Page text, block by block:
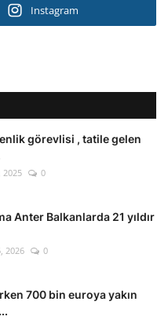
Instagram
görevlisi , tatile gelen
2025 0
Anter Balkanlarda 21 yıldır
2026 0
700 bin euroya yakın